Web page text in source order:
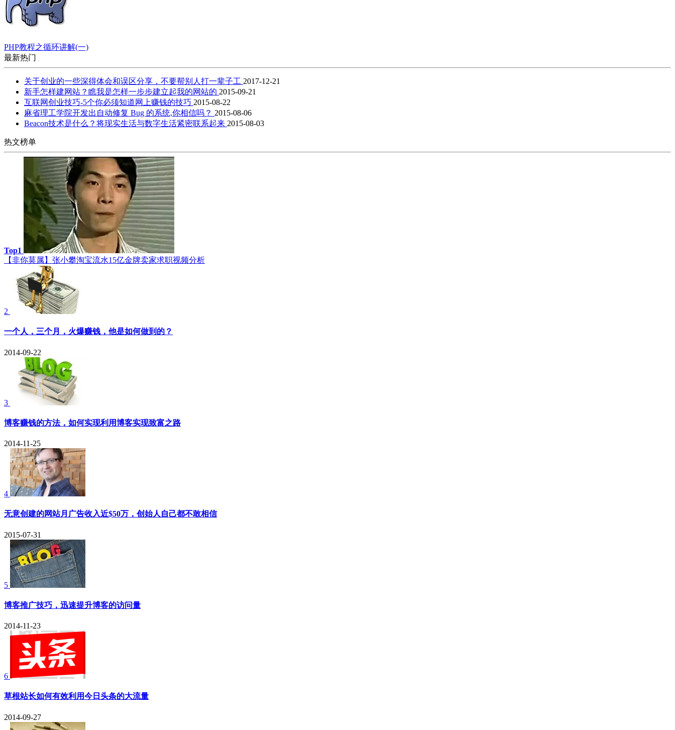
PHP教程之循环讲解(一)
最新热门
关于创业的一些深得体会和误区分享，不要帮别人打一辈子工 2017-12-21
新手怎样建网站？瞧我是怎样一步步建立起我的网站的 2015-09-21
互联网创业技巧-5个你必须知道网上赚钱的技巧 2015-08-22
麻省理工学院开发出自动修复 Bug 的系统,你相信吗？ 2015-08-06
Beacon技术是什么？将现实生活与数字生活紧密联系起来 2015-08-03
热文榜单
Top1
【非你莫属】张小攀淘宝流水15亿金牌卖家求职视频分析
2
一个人，三个月，火爆赚钱，他是如何做到的？
2014-09-22
3
博客赚钱的方法，如何实现利用博客实现致富之路
2014-11-25
4
无意创建的网站月广告收入近$50万，创始人自己都不敢相信
2015-07-31
5
博客推广技巧，迅速提升博客的访问量
2014-11-23
6
草根站长如何有效利用今日头条的大流量
2014-09-27